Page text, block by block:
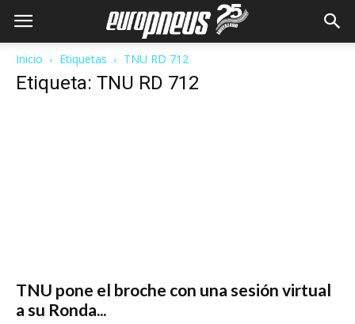
Inicio Etiquetas TNU RD 712
Etiqueta: TNU RD 712
TNU pone el broche con una sesión virtual
a su Ronda...